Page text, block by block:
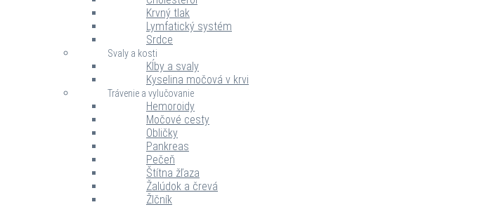
Krvný tlak
Lymfatický systém
Srdce
Svaly a kosti
Kĺby a svaly
Kyselina močová v krvi
Trávenie a vylučovanie
Hemoroidy
Močové cesty
Obličky
Pankreas
Pečeň
Štítna žľaza
Žalúdok a črevá
Žlčník